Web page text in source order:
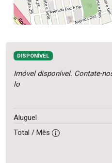
DISPONÍVEL
Imóvel disponível. Contate-
lo
Aluguel
Total / Mês